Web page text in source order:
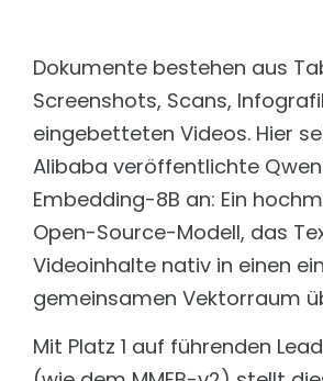
Dreamteam LLM & RAG: So
Preisübersicht
Die richtige Chatbot-Lösung für
BRANCHEN & LÖSUNGEN
Soziale Organisationen
Wissen & Orientierung geben,
Öffentliche Verwaltung
Wissensmanagement für Städte
Prüfung Ihrer Webseite
Hosting
Eine Lösung für jede Anforderung
Security & Penetration Testing
Prüfung Ihrer Webseite
Webseiten-Monitoring
Ihr Uptime-Service
Ionic App Entwicklung
Schnell, kosteneffizient und
Dokumente bestehen aus
Screenshots, Scans,
eingebetteten Videos. Hier
Alibaba veröffentlichte
Embedding-8B an: Ein
Open-Source-Modell, das
Videoinhalte nativ in einen
gemeinsamen Vektorraum
Mit Platz 1 auf führenden